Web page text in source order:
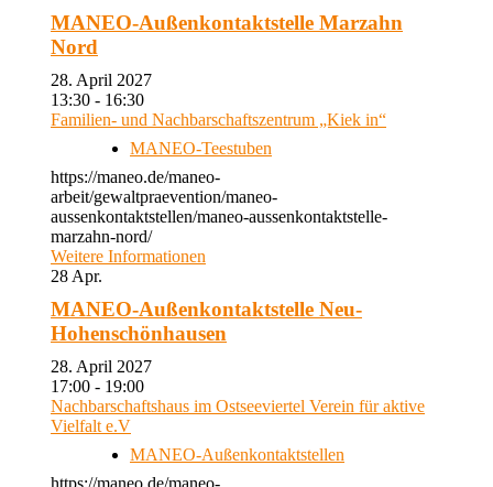
MANEO-Außenkontaktstelle Marzahn
Nord
28. April 2027
13:30 - 16:30
Familien- und Nachbarschaftszentrum „Kiek in“
MANEO-Teestuben
https://maneo.de/maneo-
arbeit/gewaltpraevention/maneo-
aussenkontaktstellen/maneo-aussenkontaktstelle-
marzahn-nord/
Weitere Informationen
28 Apr.
MANEO-Außenkontaktstelle Neu-
Hohenschönhausen
28. April 2027
17:00 - 19:00
Nachbarschaftshaus im Ostseeviertel Verein für aktive
Vielfalt e.V
MANEO-Außenkontaktstellen
https://maneo.de/maneo-